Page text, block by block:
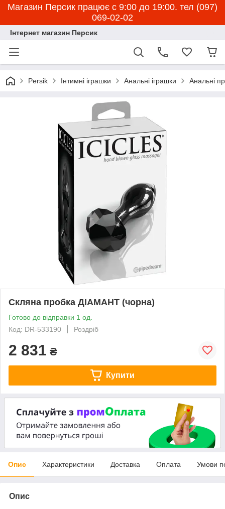
Магазин Персик працює с 9:00 до 19:00. тел (097)
069-02-02
Інтернет магазин Персик
Persik Інтимні іграшки Анальні іграшки Анальні
Скляна пробка ДІАМАНТ (чорна)
Готово до відправки 1 од.
Код: DR-533190
Роздріб
2 831 ₴
Купити
Опис Характеристики Доставка Оплата Умови
Опис